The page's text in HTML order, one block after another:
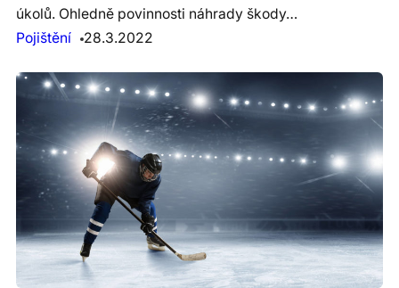
úkolů. Ohledně povinnosti náhrady škody…
Pojištění
28.3.2022